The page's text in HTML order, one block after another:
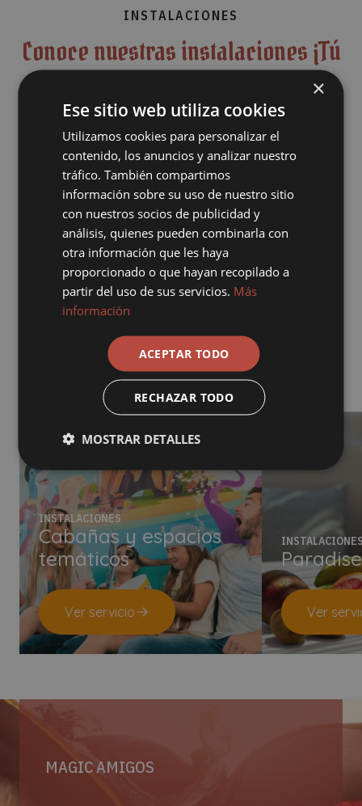
INSTALACIONES
Conoce nuestras instalaciones ¡Tú
eliges cómo divertirte en nuestro
resort!
Cabañas con encanto pirata, rincones para el descanso, tres
espectaculares piscinas y una gastronomía temática que te
transportará a alta mar…
¡Tú decides cómo vivir la aventura en nuestro resort! Agarra el
timón y navega hacia las vacaciones de tus sueños junto a tu
familia. Descubre elMAPA del resort aquí.
INSTALACIONES
Cabañas y espacios
temáticos
Ver servicio Ver
MAGIC AMIGOS
×
Ese sitio web utiliza cookies
Utilizamos cookies para personalizar el
contenido, los anuncios y analizar nuestro
tráfico. También compartimos
información sobre su uso de nuestro sitio
con nuestros socios de publicidad y
análisis, quienes pueden combinarla con
otra información que les haya
proporcionado o que hayan recopilado a
partir del uso de sus servicios. Más
información
ACEPTAR TODO
RECHAZAR TODO
MOSTRAR DETALLES